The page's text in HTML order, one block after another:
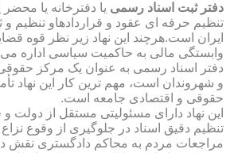
دفتر ثبت اسناد رسمی یا دفترخانه یا
تنظیم حرفه ای عقود و قراردادهاو تنظیم
ایران است.هرچند این نهاد زیر نظر قوه
وابستگی مالی به حاکمیت سیاسی اداره
دفتر اسناد رسمی به عنوان یک مرکز
و شهروندان است، مهم ترین کار این نهاد
حقوقی و اقتصادی جامعه است.
این نهاد دارای مسئولیتی مستقل از دولت
تنظیم دقیق اسناد در جلوگیری از وقوع
مراجعات مردم به محاکم دادگستری نقش